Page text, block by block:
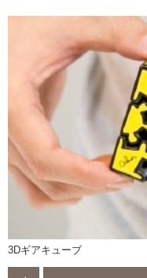
3Dギアキューブ